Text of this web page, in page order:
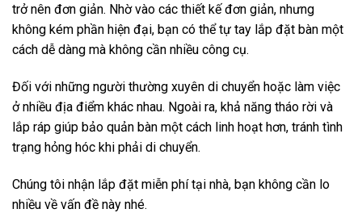
trở nên đơn giản. Nhờ vào các thiết kế đơn giản, nhưng
không kém phần hiện đại, bạn có thể tự tay lắp đặt bàn một
cách dễ dàng mà không cần nhiều công cụ.
Đối với những người thường xuyên di chuyển hoặc làm việc
ở nhiều địa điểm khác nhau. Ngoài ra, khả năng tháo rời và
lắp ráp giúp bảo quản bàn một cách linh hoạt hơn, tránh tình
trạng hỏng hóc khi phải di chuyển.
Chúng tôi nhận lắp đặt miễn phí tại nhà, bạn không cần lo
nhiều về vấn đề này nhé.